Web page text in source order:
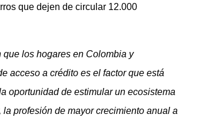
que dejen de circular 12.000
que los hogares en Colombia y
acceso a crédito es el factor que está
oportunidad de estimular un ecosistema
profesión de mayor crecimiento anual a